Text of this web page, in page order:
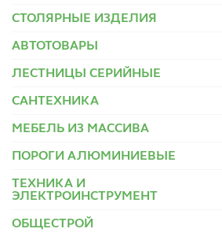
СТОЛЯРНЫЕ ИЗДЕЛИЯ
АВТОТОВАРЫ
ЛЕСТНИЦЫ СЕРИЙНЫЕ
САНТЕХНИКА
МЕБЕЛЬ ИЗ МАССИВА
ПОРОГИ АЛЮМИНИЕВЫЕ
ТЕХНИКА И
ЭЛЕКТРОИНСТРУМЕНТ
ОБЩЕСТРОЙ